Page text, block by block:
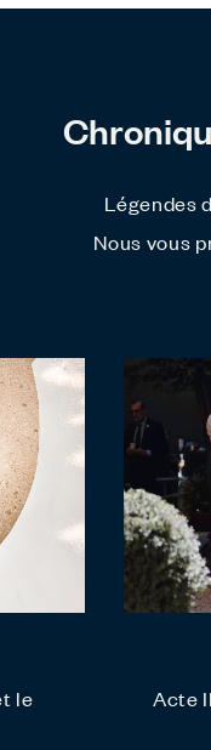
Légendes
Nous vous
le
Acte